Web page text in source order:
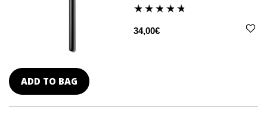
34,00€
ADD TO BAG